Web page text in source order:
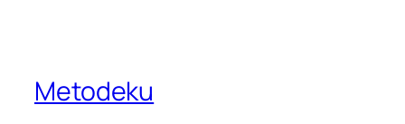
Metodeku